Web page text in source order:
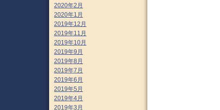
2020年2月
2020年1月
2019年12月
2019年11月
2019年10月
2019年9月
2019年8月
2019年7月
2019年6月
2019年5月
2019年4月
2019年3月